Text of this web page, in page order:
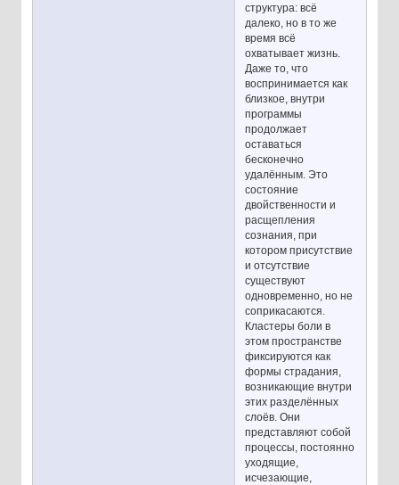
структура: всё
далеко, но в то же
время всё
охватывает жизнь.
Даже то, что
воспринимается как
близкое, внутри
программы
продолжает
оставаться
бесконечно
удалённым. Это
состояние
двойственности и
расщепления
сознания, при
котором присутствие
и отсутствие
существуют
одновременно, но не
соприкасаются.
Кластеры боли в
этом пространстве
фиксируются как
формы страдания,
возникающие внутри
этих разделённых
слоёв. Они
представляют собой
процессы, постоянно
уходящие,
исчезающие,